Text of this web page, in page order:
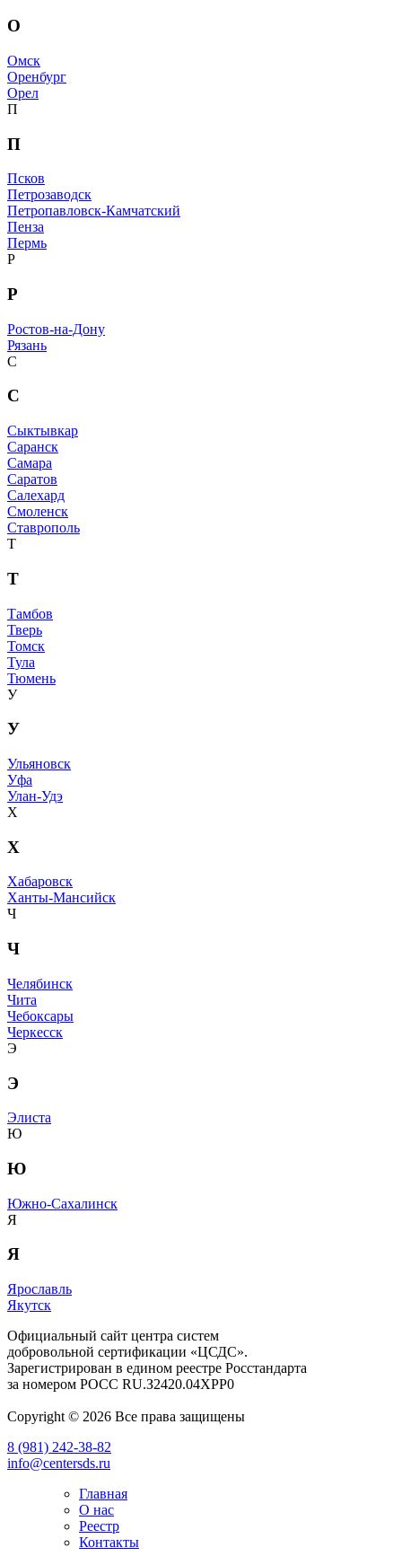
О
Омск
Оренбург
Орел
П
П
Псков
Петрозаводск
Петропавловск-Камчатский
Пенза
Пермь
Р
Р
Ростов-на-Дону
Рязань
С
С
Сыктывкар
Саранск
Самара
Саратов
Салехард
Смоленск
Ставрополь
Т
Т
Тамбов
Тверь
Томск
Тула
Тюмень
У
У
Ульяновск
Уфа
Улан-Удэ
Х
Х
Хабаровск
Ханты-Мансийск
Ч
Ч
Челябинск
Чита
Чебоксары
Черкесск
Э
Э
Элиста
Ю
Ю
Южно-Сахалинск
Я
Я
Ярославль
Якутск
Официальный сайт центра систем
добровольной сертификации «ЦСДС».
Зарегистрирован в едином реестре Росстандарта
за номером РОСС RU.З2420.04ХРР0
Copyright © 2026 Все права защищены
8 (981) 242-38-82
info@centersds.ru
Главная
О нас
Реестр
Контакты